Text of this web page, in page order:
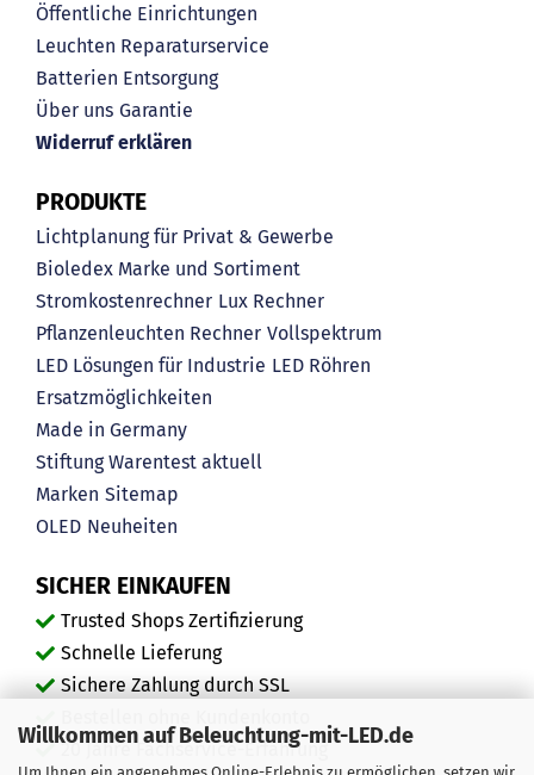
Willkommen auf Beleuchtung-mit-LED.de
Öffentliche Einrichtungen
Leuchten Reparaturservice
Batterien Entsorgung
Über uns Garantie
Widerruf erklären
PRODUKTE
Lichtplanung für Privat & Gewerbe
Bioledex Marke und Sortiment
Stromkostenrechner Lux Rechner
Pflanzenleuchten Rechner Vollspektrum
LED Lösungen für Industrie LED Röhren
Ersatzmöglichkeiten
Made in Germany
Stiftung Warentest aktuell
Marken Sitemap
OLED Neuheiten
SICHER EINKAUFEN
Trusted Shops Zertifizierung
Schnelle Lieferung
Sichere Zahlung durch SSL
20 Jahre Fachservice-Erfahrung